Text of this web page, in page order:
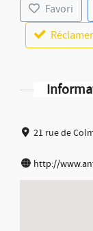
Favori
21 rue de
http://